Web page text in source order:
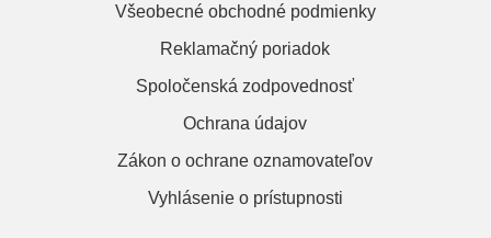
Všeobecné obchodné podmienky
Reklamačný poriadok
Spoločenská zodpovednosť
Ochrana údajov
Zákon o ochrane oznamovateľov
Vyhlásenie o prístupnosti